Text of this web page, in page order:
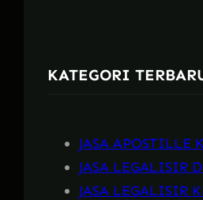
h
KATEGORI
JASA APOSTILLE
JASA LEGALISIR
JASA LEGALISIR